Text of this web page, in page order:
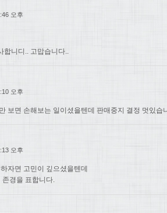
오후
합니디.. 고맙습니다..
오후
보면 손해보는 일이셨을텐데 판매중지 결정 멋있습
오후
자면 고민이 깊으셨을텐데
존경을 표합니다.